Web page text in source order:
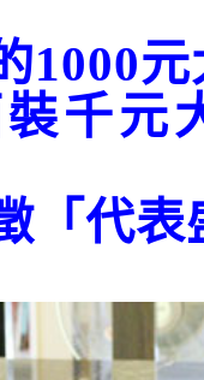
1000
千元
「代